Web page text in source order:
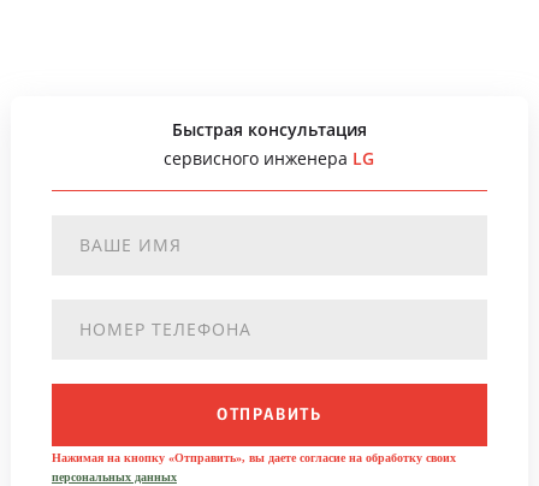
Быстрая консультация
сервисного инженера LG
ОТПРАВИТЬ
Нажимая на кнопку «Отправить», вы даете согласие на обработку своих
персональных данных